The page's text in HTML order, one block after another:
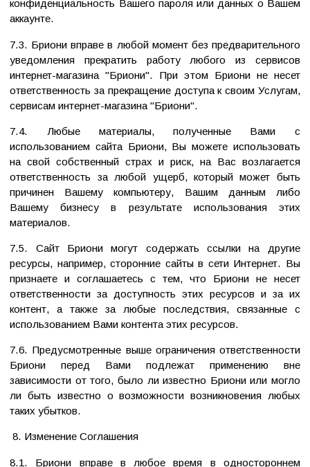
конфиденциальность Вашего пароля или данных о Вашем
аккаунте.
7.3. Бриони вправе в любой момент без предварительного
уведомления прекратить работу любого из сервисов
интернет-магазина "Бриони". При этом Бриони не несет
ответственность за прекращение доступа к своим Услугам,
сервисам интернет-магазина "Бриони".
7.4. Любые материалы, полученные Вами с
использованием сайта Бриони, Вы можете использовать
на свой собственный страх и риск, на Вас возлагается
ответственность за любой ущерб, который может быть
причинен Вашему компьютеру, Вашим данным либо
Вашему бизнесу в результате использования этих
материалов.
7.5. Сайт Бриони могут содержать ссылки на другие
ресурсы, например, сторонние сайты в сети Интернет. Вы
признаете и соглашаетесь с тем, что Бриони не несет
ответственности за доступность этих ресурсов и за их
контент, а также за любые последствия, связанные с
использованием Вами контента этих ресурсов.
7.6. Предусмотренные выше ограничения ответственности
Бриони перед Вами подлежат применению вне
зависимости от того, было ли известно Бриони или могло
ли быть известно о возможности возникновения любых
таких убытков.
8. Изменение Соглашения
8.1. Бриони вправе в любое время в одностороннем